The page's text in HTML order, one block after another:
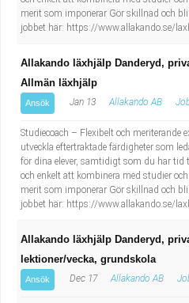
merit som imponerar Gör skillnad och bli
jobbet här: https://www.allakando.se/
Allakando läxhjälp Danderyd,
Allmän läxhjälp
Ansök Jan 13 Allakando AB
Studiecoach – Flexibelt och meriterande
utveckla eftertraktade färdigheter som
för dina elever, samtidigt som du har
och enkelt att kombinera med studier
merit som imponerar Gör skillnad och bli
jobbet här: https://www.allakando.se/
Allakando läxhjälp Danderyd,
lektioner/vecka, grundskola
Ansök Dec 17 Allakando AB